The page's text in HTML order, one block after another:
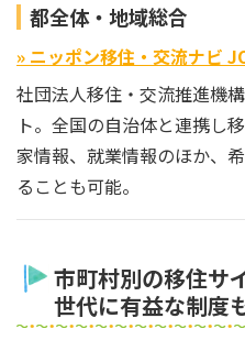
都全体・地域総合
» ニッポン移住・交流ナビ
社団法人移住・交流推進機
ト。全国の自治体と連携し
家情報、就業情報のほか、
ることも可能。
市町村別の移住サ
世代に有益な制度